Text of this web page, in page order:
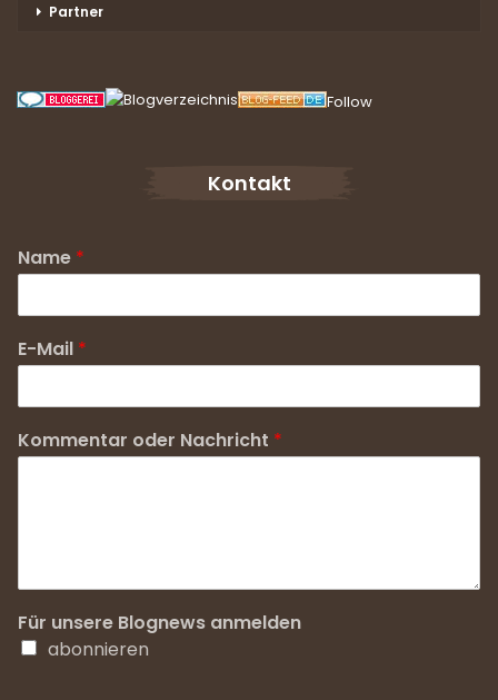
Partner
Follow
Kontakt
Name *
E-Mail *
Kommentar oder Nachricht *
Für unsere Blognews anmelden
abonnieren